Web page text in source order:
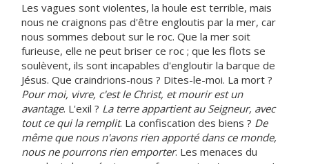
Les vagues sont violentes, la houle est terrible, mais
nous ne craignons pas d'être engloutis par la mer, car
nous sommes debout sur le roc. Que la mer soit
furieuse, elle ne peut briser ce roc ; que les flots se
soulèvent, ils sont incapables d'engloutir la barque de
Jésus. Que craindrions-nous ? Dites-le-moi. La mort ?
Pour moi, vivre, c'est le Christ, et mourir est un
avantage. L'exil ? La terre appartient au Seigneur, avec
tout ce qui la remplit. La confiscation des biens ? De
même que nous n'avons rien apporté dans ce monde,
nous ne pourrons rien emporter. Les menaces du